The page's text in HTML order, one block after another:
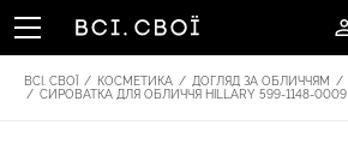
ВСІ. СВОЇ / КОСМЕТИКА / ДОГЛЯД ЗА ОБЛИЧЧЯМ /
/ СИРОВАТКА ДЛЯ ОБЛИЧЧЯ HILLARY 599-1148-0009